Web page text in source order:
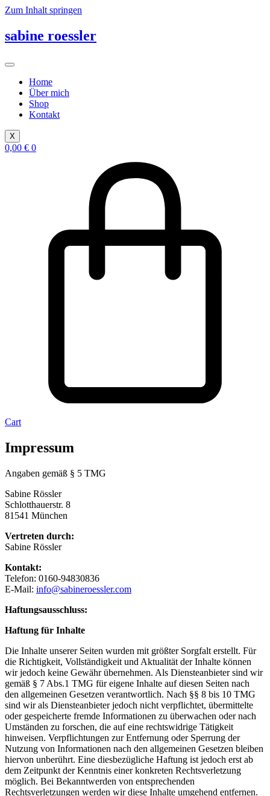
Zum Inhalt springen
sabine roessler
Home
Über mich
Shop
Kontakt
X
0,00 € 0
Cart
Impressum
Angaben gemäß § 5 TMG
Sabine Rössler
Schlotthauerstr. 8
81541 München
Vertreten durch:
Sabine Rössler
Kontakt:
Telefon: 0160-94830836
E-Mail: info@sabineroessler.com
Haftungsausschluss:
Haftung für Inhalte
Die Inhalte unserer Seiten wurden mit größter Sorgfalt erstellt. Für
die Richtigkeit, Vollständigkeit und Aktualität der Inhalte können
wir jedoch keine Gewähr übernehmen. Als Diensteanbieter sind wir
gemäß § 7 Abs.1 TMG für eigene Inhalte auf diesen Seiten nach
den allgemeinen Gesetzen verantwortlich. Nach §§ 8 bis 10 TMG
sind wir als Diensteanbieter jedoch nicht verpflichtet, übermittelte
oder gespeicherte fremde Informationen zu überwachen oder nach
Umständen zu forschen, die auf eine rechtswidrige Tätigkeit
hinweisen. Verpflichtungen zur Entfernung oder Sperrung der
Nutzung von Informationen nach den allgemeinen Gesetzen bleiben
hiervon unberührt. Eine diesbezügliche Haftung ist jedoch erst ab
dem Zeitpunkt der Kenntnis einer konkreten Rechtsverletzung
möglich. Bei Bekanntwerden von entsprechenden
Rechtsverletzungen werden wir diese Inhalte umgehend entfernen.